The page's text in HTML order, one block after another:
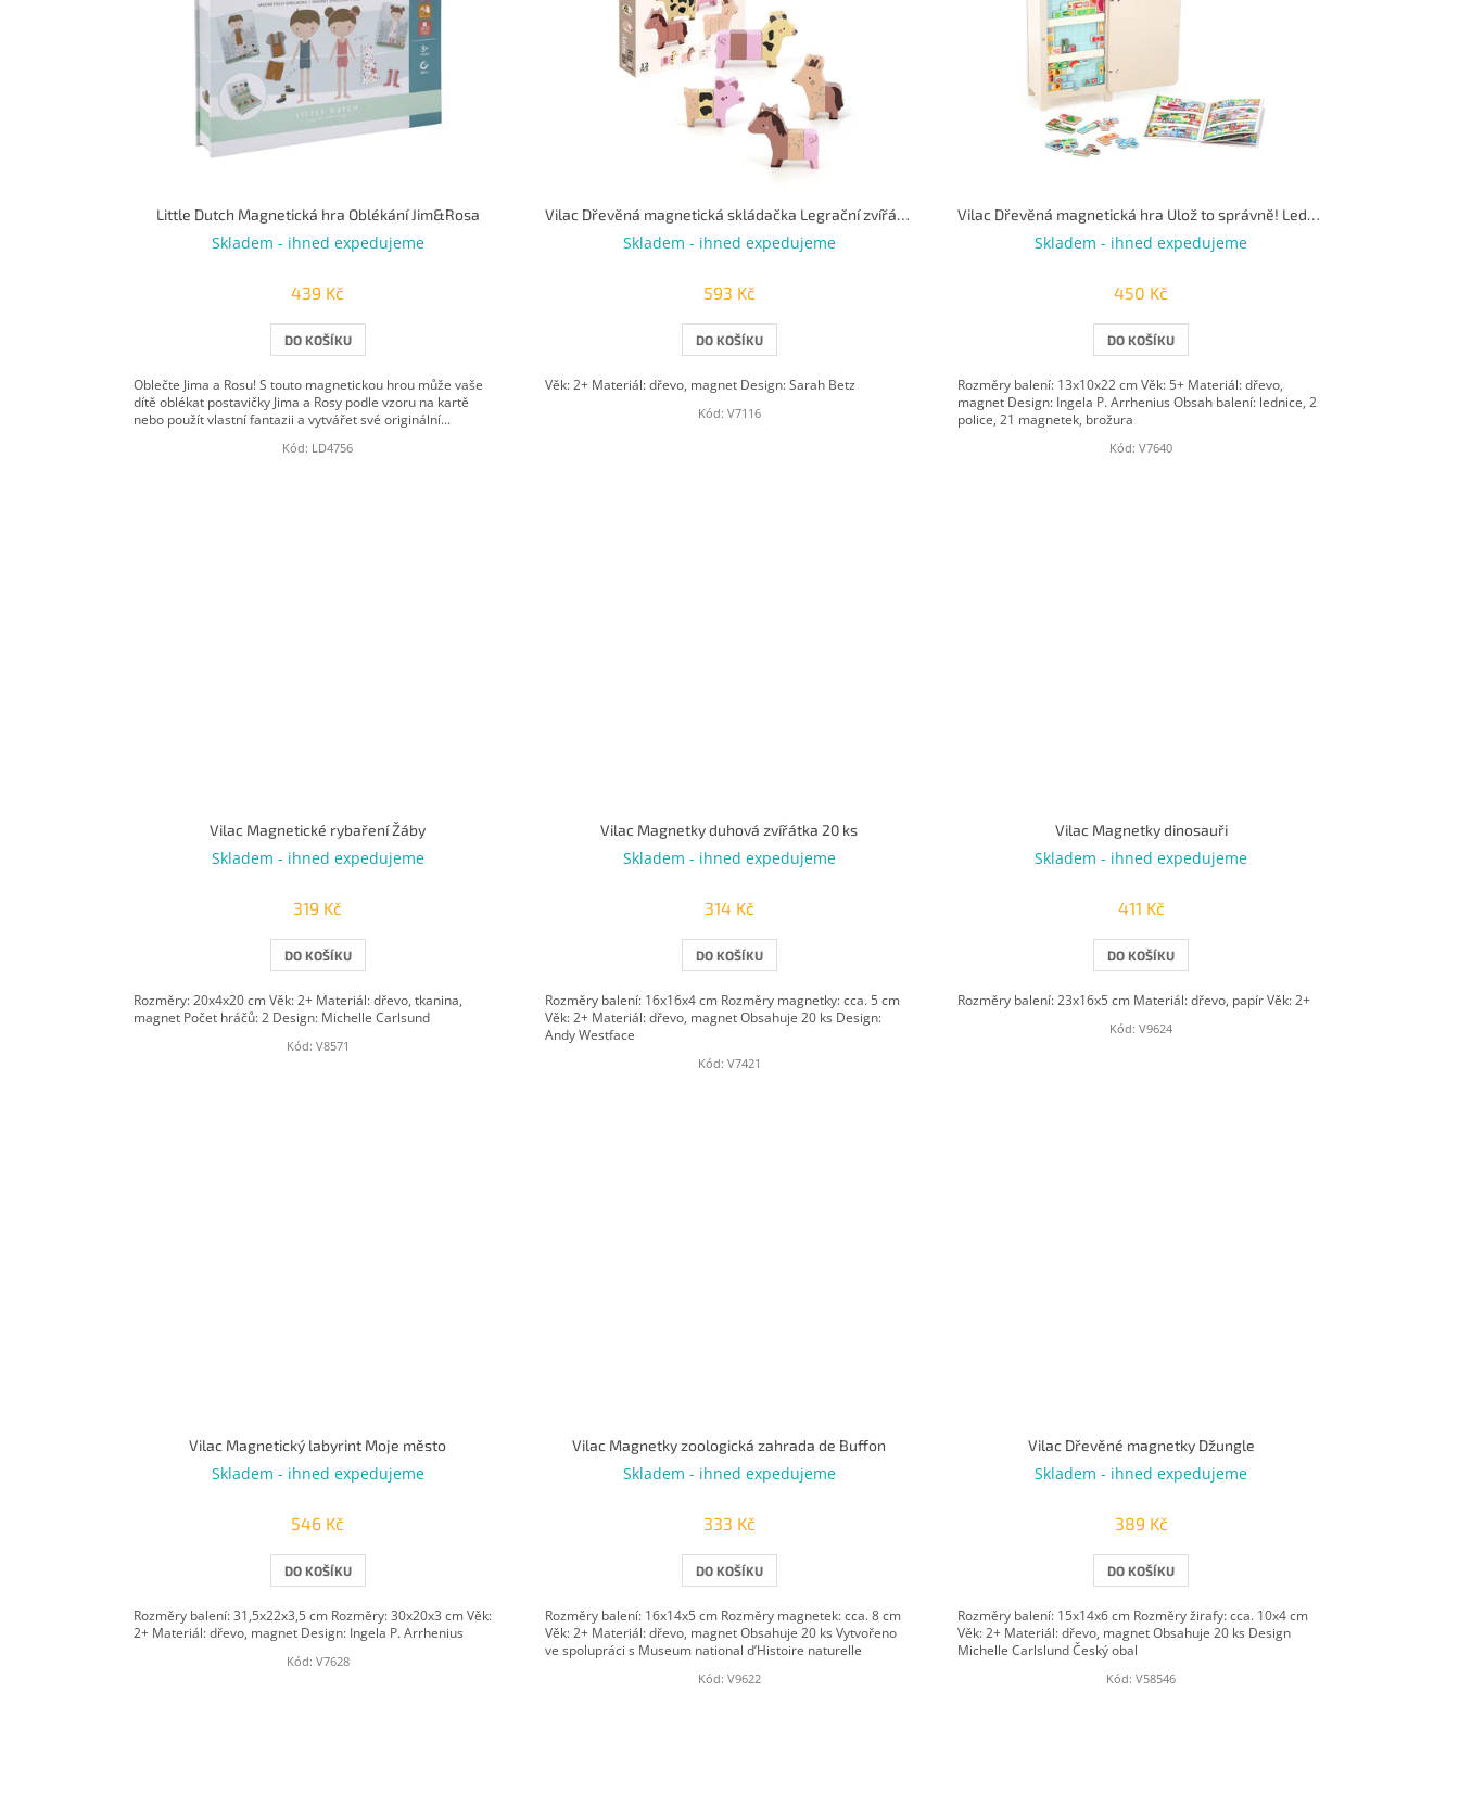
Little Dutch Magnetická hra Oblékání Jim&Rosa
Skladem - ihned expedujeme
439 Kč
DO KOŠÍKU
Oblečte Jima a Rosu! S touto magnetickou hrou může vaše
dítě oblékat postavičky Jima a Rosy podle vzoru na kartě
nebo použít vlastní fantazii a vytvářet své originální...
Kód: LD4756
Vilac Dřevěná magnetická skládačka Legrační zvířátka na farmě
Skladem - ihned expedujeme
593 Kč
DO KOŠÍKU
Věk: 2+ Materiál: dřevo, magnet Design: Sarah Betz
Kód: V7116
Vilac Dřevěná magnetická hra Ulož to správně! Lednička
Skladem - ihned expedujeme
450 Kč
DO KOŠÍKU
Rozměry balení: 13x10x22 cm Věk: 5+ Materiál: dřevo,
magnet Design: Ingela P. Arrhenius Obsah balení: lednice, 2
police, 21 magnetek, brožura
Kód:V7640
Vilac Magnetické rybaření Žáby
Skladem - ihned expedujeme
319 Kč
DO KOŠÍKU
Rozměry: 20x4x20 cm Věk: 2+ Materiál: dřevo, tkanina,
magnet Počet hráčů: 2 Design: Michelle Carlsund
Kód: V8571
Vilac Magnetky duhová zvířátka 20 ks
Skladem - ihned expedujeme
314 Kč
DO KOŠÍKU
Rozměry balení: 16x16x4 cm Rozměry magnetky: cca. 5 cm
Věk: 2+ Materiál: dřevo, magnet Obsahuje 20 ks Design:
Andy Westface
Kód: V7421
Vilac Magnetky dinosauři
Skladem - ihned expedujeme
411 Kč
DO KOŠÍKU
Rozměry balení: 23x16x5 cm Materiál: dřevo, papír Věk: 2+
Kód:V9624
Vilac Magnetický labyrint Moje město
Skladem - ihned expedujeme
546 Kč
DO KOŠÍKU
Rozměry balení: 31,5x22x3,5 cm Rozměry: 30x20x3 cm Věk:
2+ Materiál: dřevo, magnet Design: Ingela P. Arrhenius
Kód: V7628
Vilac Magnetky zoologická zahrada de Buffon
Skladem - ihned expedujeme
333 Kč
DO KOŠÍKU
Rozměry balení: 16x14x5 cm Rozměry magnetek: cca. 8 cm
Věk: 2+ Materiál: dřevo, magnet Obsahuje 20 ks Vytvořeno
ve spolupráci s Museum national d’Histoire naturelle
Kód: V9622
Vilac Dřevěné magnetky Džungle
Skladem - ihned expedujeme
389 Kč
DO KOŠÍKU
Rozměry balení: 15x14x6 cm Rozměry žirafy: cca. 10x4 cm
Věk: 2+ Materiál: dřevo, magnet Obsahuje 20 ks Design
Michelle Carlslund Český obal
Kód:V58546